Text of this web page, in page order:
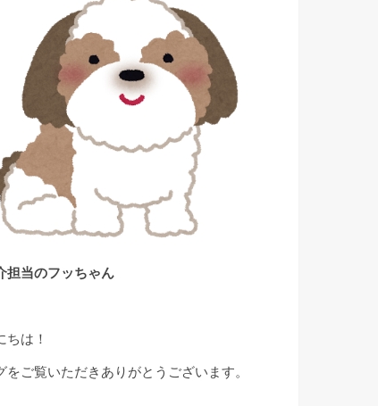
担当のフッちゃん
ちは！
をご覧いただきありがとうございます。